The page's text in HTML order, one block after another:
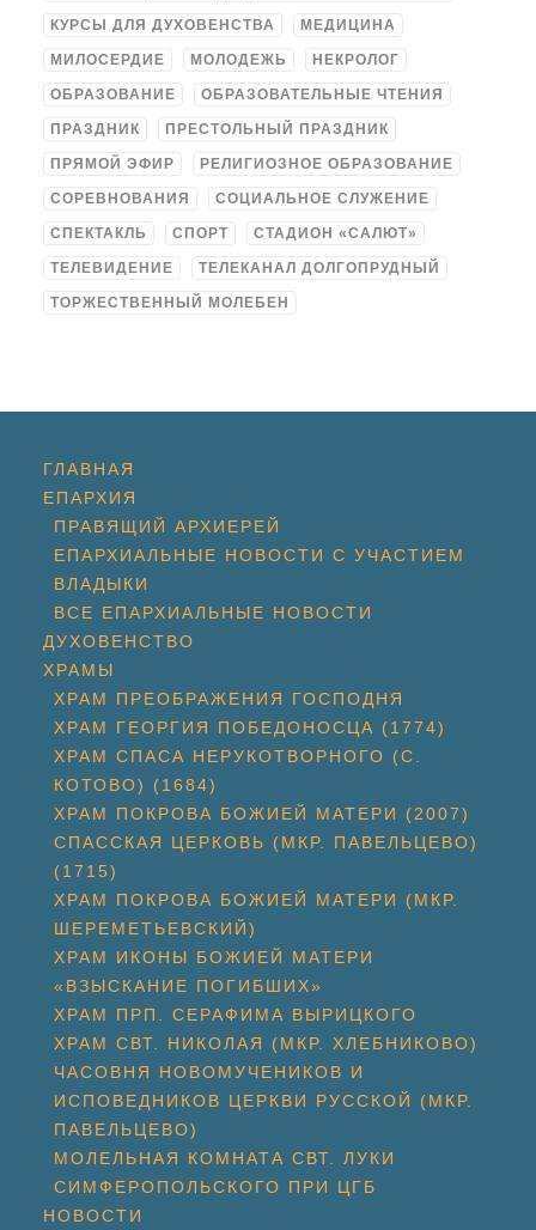
КУРСЫ ДЛЯ ДУХОВЕНСТВА МЕДИЦИНА
МИЛОСЕРДИЕ МОЛОДЕЖЬ НЕКРОЛОГ
ОБРАЗОВАНИЕ ОБРАЗОВАТЕЛЬНЫЕ ЧТЕНИЯ
ПРАЗДНИК ПРЕСТОЛЬНЫЙ ПРАЗДНИК
ПРЯМОЙ ЭФИР РЕЛИГИОЗНОЕ ОБРАЗОВАНИЕ
СОРЕВНОВАНИЯ СОЦИАЛЬНОЕ СЛУЖЕНИЕ
СПЕКТАКЛЬ СПОРТ СТАДИОН «САЛЮТ»
ТЕЛЕВИДЕНИЕ ТЕЛЕКАНАЛ ДОЛГОПРУДНЫЙ
ТОРЖЕСТВЕННЫЙ МОЛЕБЕН
ГЛАВНАЯ
ЕПАРХИЯ
ПРАВЯЩИЙ АРХИЕРЕЙ
ЕПАРХИАЛЬНЫЕ НОВОСТИ С УЧАСТИЕМ
ВЛАДЫКИ
ВСЕ ЕПАРХИАЛЬНЫЕ НОВОСТИ
ДУХОВЕНСТВО
ХРАМЫ
ХРАМ ПРЕОБРАЖЕНИЯ ГОСПОДНЯ
ХРАМ ГЕОРГИЯ ПОБЕДОНОСЦА (1774)
ХРАМ СПАСА НЕРУКОТВОРНОГО (С.
КОТОВО) (1684)
ХРАМ ПОКРОВА БОЖИЕЙ МАТЕРИ (2007)
СПАССКАЯ ЦЕРКОВЬ (МКР. ПАВЕЛЬЦЕВО)
(1715)
ХРАМ ПОКРОВА БОЖИЕЙ МАТЕРИ (МКР.
ШЕРЕМЕТЬЕВСКИЙ)
ХРАМ ИКОНЫ БОЖИЕЙ МАТЕРИ
«ВЗЫСКАНИЕ ПОГИБШИХ»
ХРАМ ПРП. СЕРАФИМА ВЫРИЦКОГО
ХРАМ СВТ. НИКОЛАЯ (МКР. ХЛЕБНИКОВО)
ЧАСОВНЯ НОВОМУЧЕНИКОВ И
ИСПОВЕДНИКОВ ЦЕРКВИ РУССКОЙ (МКР.
ПАВЕЛЬЦЕВО)
МОЛЕЛЬНАЯ КОМНАТА СВТ. ЛУКИ
СИМФЕРОПОЛЬСКОГО ПРИ ЦГБ
НОВОСТИ